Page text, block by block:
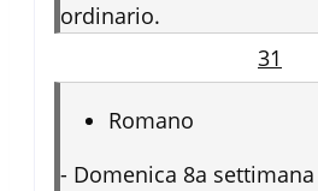
ordinario.
31
Romano
- Domenica 8a